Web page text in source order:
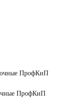
ПрофКиП
ПрофКиП